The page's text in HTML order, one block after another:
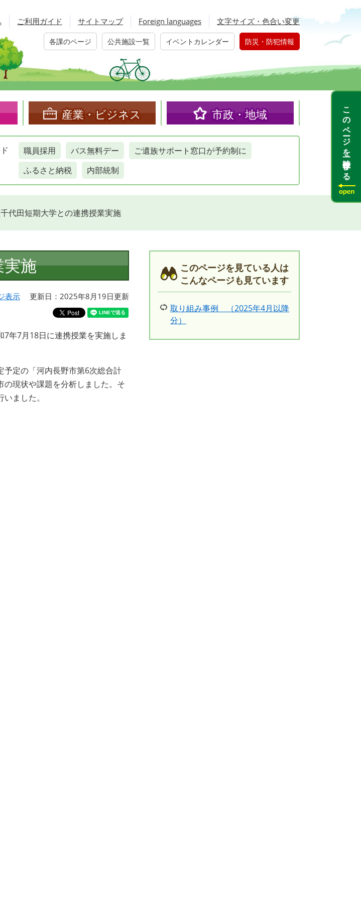
ご利用ガイド サイトマップ Foreign languages 文字サイズ・色合い変更
各課のページ 公共施設一覧 イベントカレンダー 防災・防犯情報
産業・ビジネス 市政・地域
職員採用 バス無料デー
ご遺族サポート窓口が予約制に
ふるさと納税
内部統制
代田短期大学との連携授業実施
施
表示 更新日：2025年8月19日更新
年7月18日に連携授業を実施しま
予定の「河内長野市第6次総合計
現状や課題を分析しました。そ
ました。
このページを見ている人は
こんなページも見ています
取り組み事例 （2025年4月以降
分）
このページを一時保存する